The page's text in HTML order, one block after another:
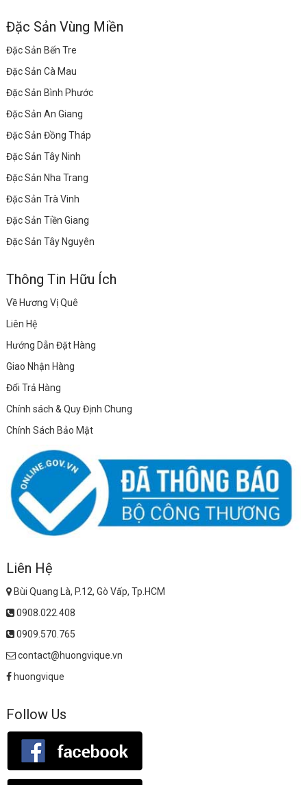
Đặc Sản Vùng Miền
Đặc Sản Bến Tre
Đặc Sản Cà Mau
Đặc Sản Bình Phước
Đặc Sản An Giang
Đặc Sản Đồng Tháp
Đặc Sản Tây Ninh
Đặc Sản Nha Trang
Đặc Sản Trà Vinh
Đặc Sản Tiền Giang
Đặc Sản Tây Nguyên
Thông Tin Hữu Ích
Về Hương Vị Quê
Liên Hệ
Hướng Dẫn Đặt Hàng
Giao Nhận Hàng
Đổi Trả Hàng
Chính sách & Quy Định Chung
Chính Sách Bảo Mật
Liên Hệ
Bùi Quang Là, P.12, Gò Vấp, Tp.HCM
0908.022.408
0909.570.765
contact@huongvique.vn
huongvique
Follow Us